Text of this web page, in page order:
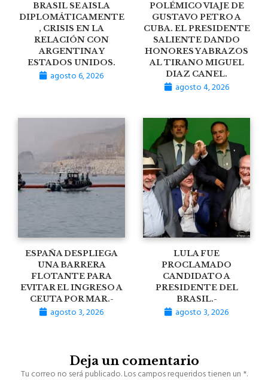
BRASIL SE AISLA
DIPLOMÁTICAMENTE
, CRISIS EN LA
RELACIÓN CON
ARGENTINA Y
ESTADOS UNIDOS.
agosto 6, 2026
POLÉMICO VIAJE DE
GUSTAVO PETRO A
CUBA. EL PRESIDENTE
SALIENTE DANDO
HONORES Y ABRAZOS
AL TIRANO MIGUEL
DIAZ CANEL.
agosto 4, 2026
ESPAÑA DESPLIEGA
UNA BARRERA
FLOTANTE PARA
EVITAR EL INGRESO A
CEUTA POR MAR.-
agosto 3, 2026
LULA FUE
PROCLAMADO
CANDIDATO A
PRESIDENTE DEL
BRASIL.-
agosto 3, 2026
Deja un comentario
Tu correo no será publicado. Los campos requeridos tienen un *.